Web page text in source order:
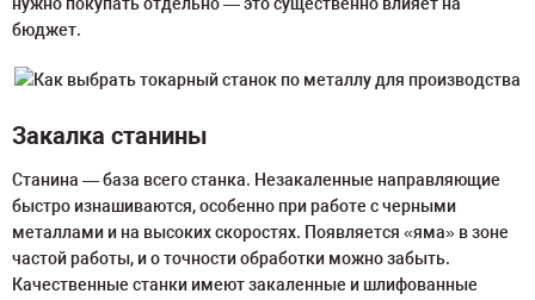
бюджет.
Закалка станины
Станина — база всего станка. Незакаленные направляющие
быстро изнашиваются, особенно при работе с черными
металлами и на высоких скоростях. Появляется «яма» в зоне
частой работы, и о точности обработки можно забыть.
Качественные станки имеют закаленные и шлифованные